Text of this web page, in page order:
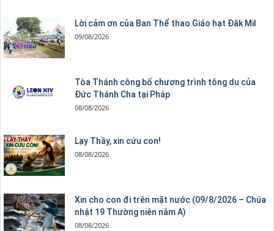
Lời cảm ơn của Ban Thể thao Giáo hạt Đăk Mil
09/08/2026
Tòa Thánh công bố chương trình tông du của
Đức Thánh Cha tại Pháp
08/08/2026
Lạy Thầy, xin cứu con!
08/08/2026
Xin cho con đi trên mặt nước (09/8/2026 – Chúa
nhật 19 Thường niên năm A)
08/08/2026